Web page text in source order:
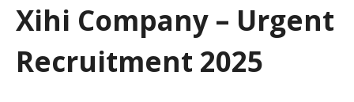
Xihi Company – Urgent
Recruitment 2025